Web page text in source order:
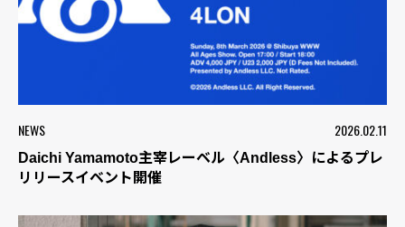
NEWS 2026.02.11
Daichi Yamamoto主宰レーベル〈Andless〉によるプレ
リリースイベント開催